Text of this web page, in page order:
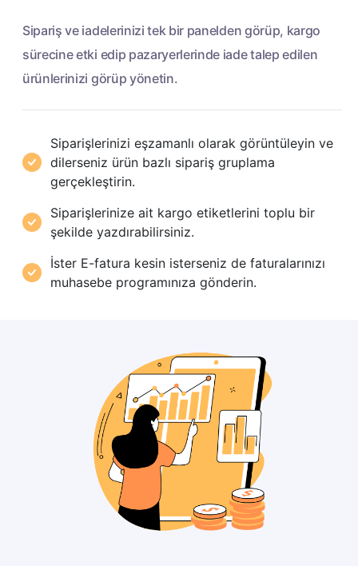
Sipariş ve iadelerinizi tek bir panelden görüp, kargo
sürecineetki edip pazaryerlerinde iade talep edilen
ürünlerinizi görüp yönetin.
Siparişlerinizi eşzamanlı olarak görüntüleyin ve
dilerseniz ürün bazlı sipariş gruplama
gerçekleştirin.
Siparişlerinize ait kargo etiketlerini toplu bir
şekilde yazdırabilirsiniz.
İster E-fatura kesin isterseniz de faturalarınızı
muhasebe programınıza gönderin.